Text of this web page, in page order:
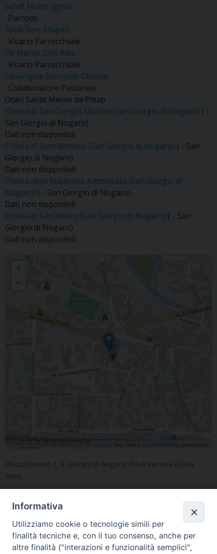
Schiff Mons. Iginio
: Parroco
Santi Don Alberto
: Vicario Parrocchiale
De Nardo Don Alex
: Vicario Parrocchiale
Obianigwe Don Jude Chimee
: Collaboratore Pastorale
Orari Sante Messe da Pmap
Chiesa di San Giorgio Martire (San Giorgio di Nogaro) ( -
San Giorgio di Nogaro)
Dati non disponibili
Chiesa di Sant'Antonio (San Giorgio di Nogaro) ( - San
Giorgio di Nogaro)
Dati non disponibili
Chiesa della Madonna Addolorata (San Giorgio di
Nogaro) ( - San Giorgio di Nogaro)
Dati non disponibili
Chiesa di San Marco (San Giorgio di Nogaro) ( - San
Giorgio di Nogaro)
Dati non disponibili
S. Giorgio di Nogaro
+
−
Leaflet | Map data © OpenStreetMap contributors
Piazza Duomo 1, S. Giorgio di Nogaro, Friuli Venezia Giulia,
Italia
Ariis Dolegnano
Informativa
Utilizziamo cookie o tecnologie simili per
finalità tecniche e, con il tuo consenso, anche per
altre finalità ("interazioni e funzionalità semplici",